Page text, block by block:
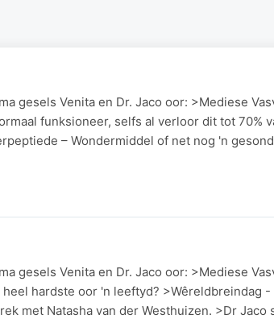
gesels Venita en Dr. Jaco oor: >Mediese
funksioneer, selfs al verloor dit tot 70%
– Wondermiddel of net nog 'n
gesels Venita en Dr. Jaco oor: >Mediese
hardste oor 'n leeftyd? >Wêreldbreindag -
met Natasha van der Westhuizen. >Dr Jaco